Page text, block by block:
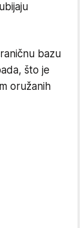
bazu
što je
oružanih